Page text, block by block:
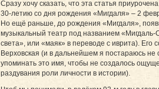
Сразу хочу сказать, что эта статья
30-летию со дня рождения «Мигдаля» – 2
Но ещё раньше, до рождения «Мигдаля»,
музыкальный театр под названием
света», или «маяк» в переводе с иврита). Его
Верховская (и в дальнейшем я постараюсь не
упоминать это имя, чтобы не создалось
раздувания роли личности в истории).